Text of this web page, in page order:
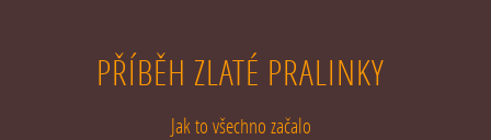
PŘÍBĚH ZLATÉ PRALINKY
Jak to všechno začalo